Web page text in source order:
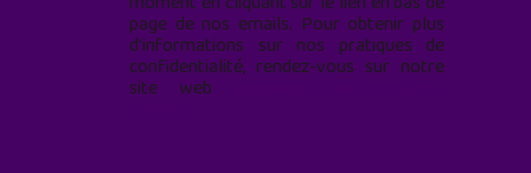
page de nos emails. Pour obtenir plus
d'informations sur nos pratiques de
confidentialité, rendez-vous sur notre
site web